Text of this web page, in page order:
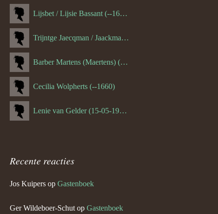
Lijsbet / Lijsie Bassant (--1687)
Trijntge Jaecqman / Jaackman (--1651)
Barber Martens (Maertens) (--1658)
Cecilia Wolpherts (--1660)
Lenie van Gelder (15-05-1970)
Recente reacties
Jos Kuipers op Gastenboek
Ger Wildeboer-Schut op Gastenboek